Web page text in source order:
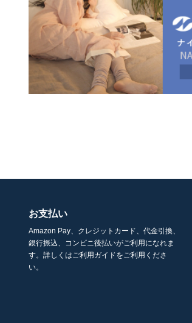
お支払い
Amazon Pay、クレジットカード、代金引換、
銀行振込、コンビニ後払いがご利用になれま
す。詳しくはご利用ガイドをご利用くださ
い。